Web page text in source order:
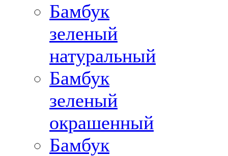
Бамбук
зеленый
натуральный
Бамбук
зеленый
окрашенный
Бамбук